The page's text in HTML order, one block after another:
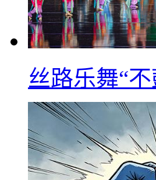
丝路乐舞“